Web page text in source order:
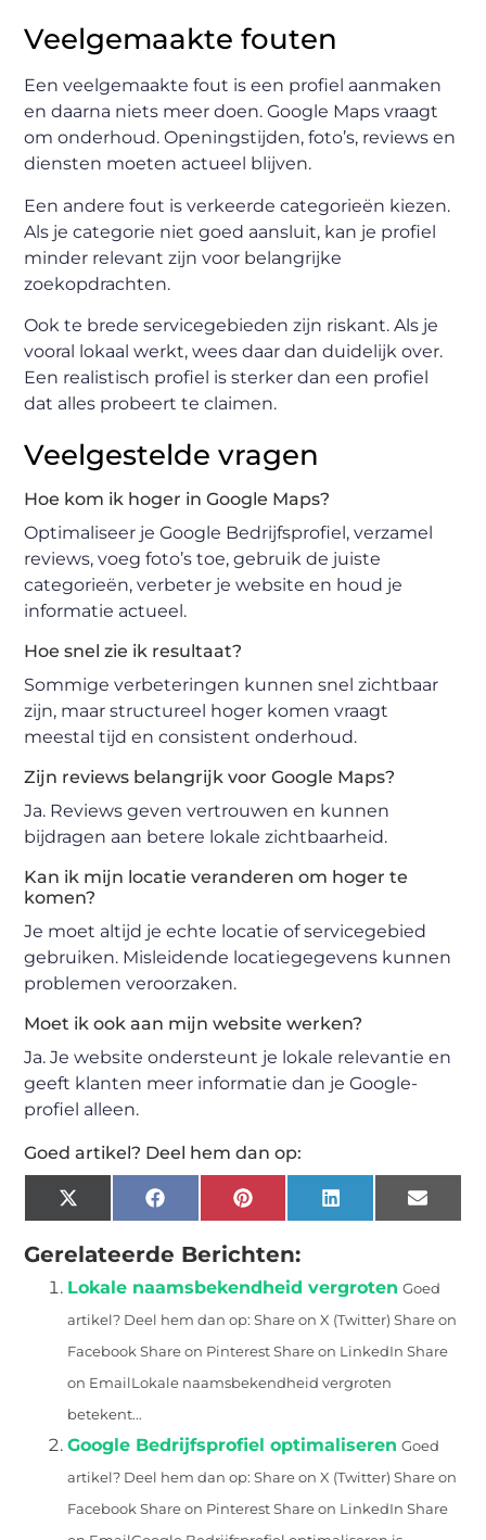
Veelgemaakte fouten
Een veelgemaakte fout is een profiel aanmaken
en daarna niets meer doen. Google Maps vraagt
om onderhoud. Openingstijden, foto’s, reviews en
diensten moeten actueel blijven.
Een andere fout is verkeerde categorieën kiezen.
Als je categorie niet goed aansluit, kan je profiel
minder relevant zijn voor belangrijke
zoekopdrachten.
Ook te brede servicegebieden zijn riskant. Als je
vooral lokaal werkt, wees daar dan duidelijk over.
Een realistisch profiel is sterker dan een profiel
dat alles probeert te claimen.
Veelgestelde vragen
Hoe kom ik hoger in Google Maps?
Optimaliseer je Google Bedrijfsprofiel, verzamel
reviews, voeg foto’s toe, gebruik de juiste
categorieën, verbeter je website en houd je
informatie actueel.
Hoe snel zie ik resultaat?
Sommige verbeteringen kunnen snel zichtbaar
zijn, maar structureel hoger komen vraagt
meestal tijd en consistent onderhoud.
Zijn reviews belangrijk voor Google Maps?
Ja. Reviews geven vertrouwen en kunnen
bijdragen aan betere lokale zichtbaarheid.
Kan ik mijn locatie veranderen om hoger te
komen?
Je moet altijd je echte locatie of servicegebied
gebruiken. Misleidende locatiegegevens kunnen
problemen veroorzaken.
Moet ik ook aan mijn website werken?
Ja. Je website ondersteunt je lokale relevantie en
geeft klanten meer informatie dan je Google-
profiel alleen.
Goed artikel? Deel hem dan op:
X
(Twitter)
FacebookPinterestLinkedIn Email
Gerelateerde Berichten:
Lokale naamsbekendheid vergroten Goed
artikel? Deel hem dan op: Share on X (Twitter) Share on
Facebook Share on Pinterest Share on LinkedIn Share
on EmailLokale naamsbekendheid vergroten
betekent...
Google Bedrijfsprofiel optimaliseren Goed
artikel? Deel hem dan op: Share on X (Twitter) Share on
Facebook Share on Pinterest Share on LinkedIn Share